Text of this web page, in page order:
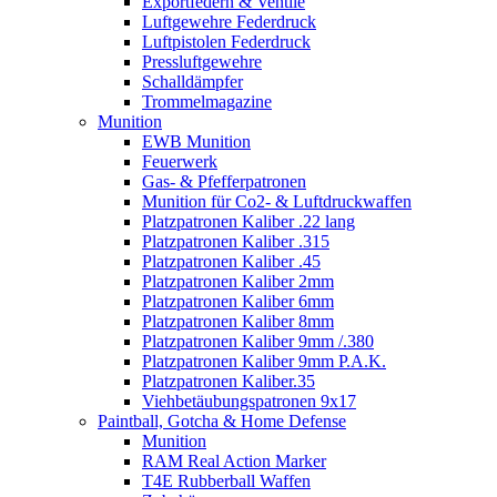
Luftgewehre Federdruck
Luftpistolen Federdruck
Pressluftgewehre
Schalldämpfer
Trommelmagazine
Munition
EWB Munition
Feuerwerk
Gas- & Pfefferpatronen
Munition für Co2- & Luftdruckwaffen
Platzpatronen Kaliber .22 lang
Platzpatronen Kaliber .315
Platzpatronen Kaliber .45
Platzpatronen Kaliber 2mm
Platzpatronen Kaliber 6mm
Platzpatronen Kaliber 8mm
Platzpatronen Kaliber 9mm /.380
Platzpatronen Kaliber 9mm P.A.K.
Platzpatronen Kaliber.35
Viehbetäubungspatronen 9x17
Paintball, Gotcha & Home Defense
Munition
RAM Real Action Marker
T4E Rubberball Waffen